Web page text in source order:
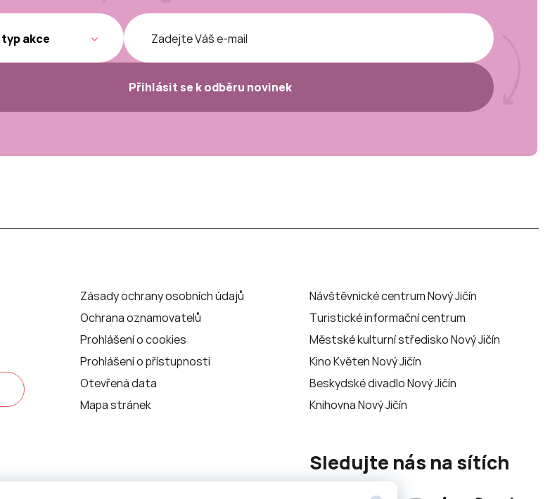
Přihlásit se k odběru novinek
Zásady ochrany osobních údajů
Ochrana oznamovatelů
Prohlášení o cookies
Prohlášení o přístupnosti
Otevřená data
Mapa stránek
Návštěvnické centrum Nový Jičín
Turistické informační centrum
Městské kulturní středisko Nový Jičín
Kino Květen Nový Jičín
Beskydské divadlo Nový Jičín
Knihovna Nový Jičín
Sledujte nás na sítích